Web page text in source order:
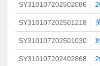
SY310107202502086
SY310107202501218
SY310107202501030
SY310107202402868